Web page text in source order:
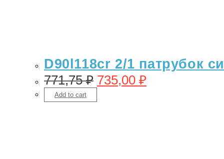
D90l118cr 2/1 патрубок
771,75₽ 735,00 ₽
Add to cart